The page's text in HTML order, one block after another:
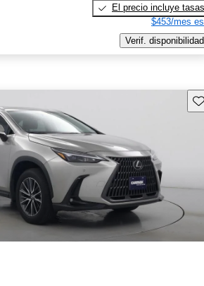
El precio incluye tasas
$453/mes
Verif. disponibilidad